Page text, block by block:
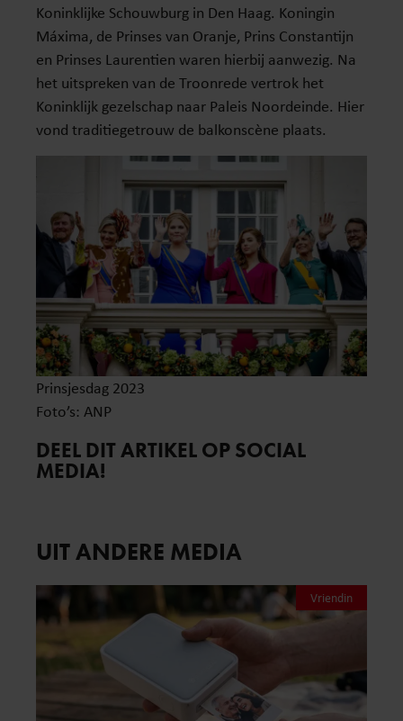
Koninklijke Schouwburg in Den Haag. Koningin
Máxima, de Prinses van Oranje, Prins Constantijn
en Prinses Laurentien waren hierbij aanwezig. Na
het uitspreken van de Troonrede vertrok het
Koninklijk gezelschap naar Paleis Noordeinde. Hier
vond traditiegetrouw de balkonscène plaats.
Prinsjesdag 2023
Foto’s: ANP
DEEL DIT ARTIKEL OP SOCIAL
MEDIA!
UIT ANDERE MEDIA
Vriendin